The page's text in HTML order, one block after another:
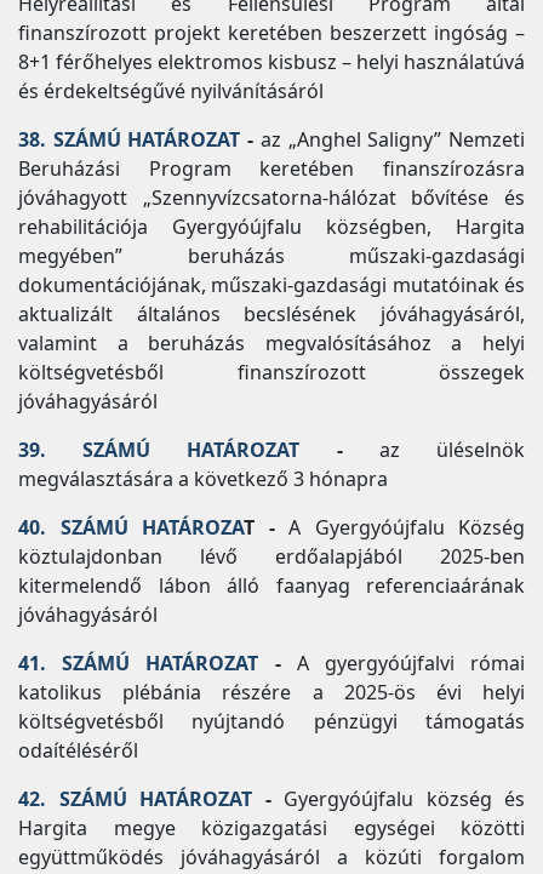
finanszírozott projekt keretében beszerzett ingóság –
8+1 férőhelyes elektromos kisbusz – helyi használatúvá
és érdekeltségűvé nyilvánításáról
38. SZÁMÚ HATÁROZAT - az „Anghel Saligny” Nemzeti
Beruházási Program keretében finanszírozásra
jóváhagyott „Szennyvízcsatorna-hálózat bővítése és
rehabilitációja Gyergyóújfalu községben, Hargita
megyében” beruházás műszaki-gazdasági
dokumentációjának, műszaki-gazdasági mutatóinak és
aktualizált általános becslésének jóváhagyásáról,
valamint a beruházás megvalósításához a helyi
költségvetésből finanszírozott összegek
jóváhagyásáról
39. SZÁMÚ HATÁROZAT - az üléselnök
megválasztására a következő 3 hónapra
40. SZÁMÚ HATÁROZAT - A Gyergyóújfalu Község
köztulajdonban lévő erdőalapjából 2025-ben
kitermelendő lábon álló faanyag referenciaárának
jóváhagyásáról
41. SZÁMÚ HATÁROZAT - A gyergyóújfalvi római
katolikus plébánia részére a 2025-ös évi helyi
költségvetésből nyújtandó pénzügyi támogatás
odaítéléséről
42. SZÁMÚ HATÁROZAT - Gyergyóújfalu község és
Hargita megye közigazgatási egységei közötti
együttműködés jóváhagyásáról a közúti forgalom